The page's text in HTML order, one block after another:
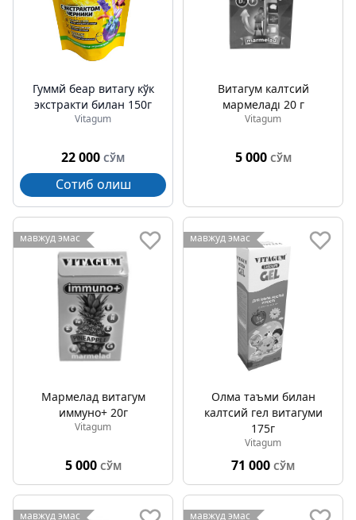
Гуммй беар витагу кўк
экстракти билан 150г
Vitagum
22 000 СЎМ
Сотиб олиш
Витагум калтсий
мармеладı 20 г
Vitagum
5 000 СЎМ
мавжуд эмас
Мармелад витагум
иммуно+ 20г
Vitagum
5 000 СЎМ
мавжуд эмас
Олма таъми билан
калтсий гел витагуми
175г
Vitagum
71 000 СЎМ
мавжуд эмас мавжуд эмас